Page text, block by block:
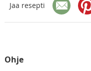
Jaa resepti
Ohje